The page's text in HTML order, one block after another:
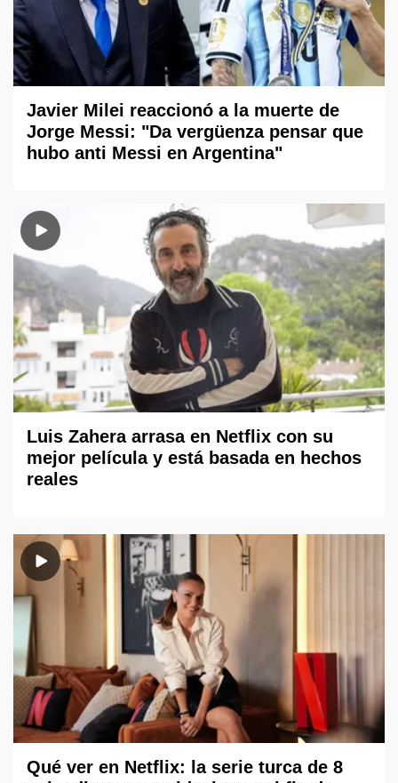
Javier Milei reaccionó a la muerte de
Jorge Messi: "Da vergüenza pensar que
hubo anti Messi en Argentina"
Luis Zahera arrasa en Netflix con su
mejor película y está basada en hechos
reales
Qué ver en Netflix: la serie turca de 8